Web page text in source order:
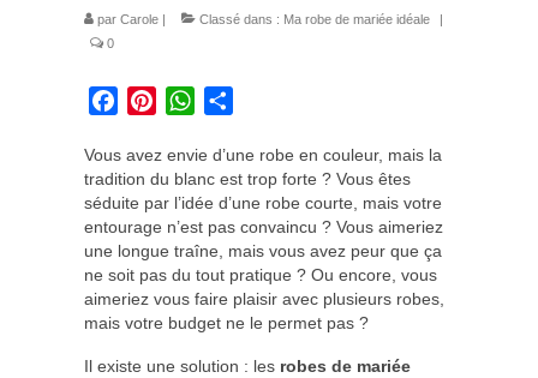
Galerie
Contact
par Carole | Classé dans : Ma robe de mariée idéale
|
0
FacebookPinterestWhatsApp
Vous avez envie d’une robe en couleur, mais la
tradition du blanc est trop forte ? Vous êtes
séduite par l’idée d’une robe courte, mais votre
entourage n’est pas convaincu ? Vous aimeriez
une longue traîne, mais vous avez peur que ça
ne soit pas du tout pratique ? Ou encore, vous
aimeriez vous faire plaisir avec plusieurs robes,
mais votre budget ne le permet pas ?
Il existe une solution : les robes de mariée